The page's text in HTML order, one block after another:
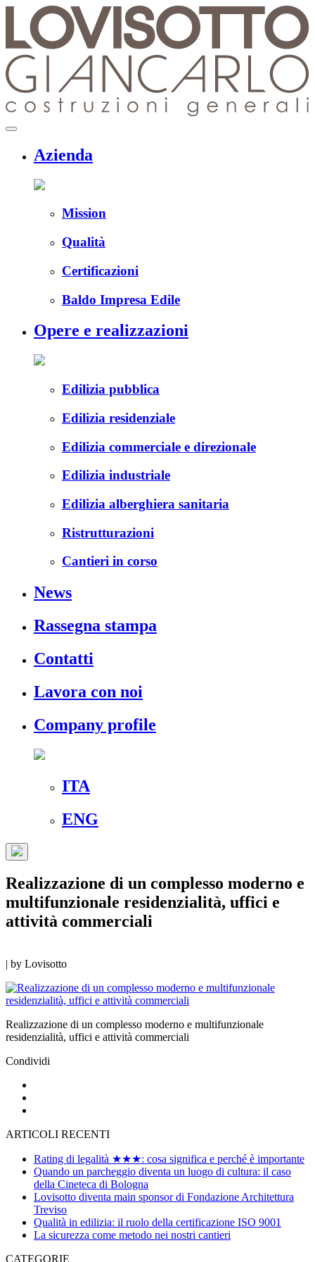
content
menu
Azienda
Mission
Qualità
Certificazioni
Baldo Impresa Edile
Opere e realizzazioni
Edilizia pubblica
Edilizia residenziale
Edilizia commerciale e direzionale
Edilizia industriale
Edilizia alberghiera sanitaria
Ristrutturazioni
Cantieri in corso
News
Rassegna stampa
Contatti
Lavora con noi
Company profile
ITA
ENG
Realizzazione di un complesso moderno e
multifunzionale residenzialità, uffici e
attività commerciali
| by Lovisotto
Realizzazione di un complesso moderno e multifunzionale
residenzialità, uffici e attività commerciali
Condividi
ARTICOLI RECENTI
Rating di legalità ★★★: cosa significa e perché è importante
Quando un parcheggio diventa un luogo di cultura: il caso
della Cineteca di Bologna
Lovisotto diventa main sponsor di Fondazione Architettura
Treviso
Qualità in edilizia: il ruolo della certificazione ISO 9001
La sicurezza come metodo nei nostri cantieri
CATEGORIE